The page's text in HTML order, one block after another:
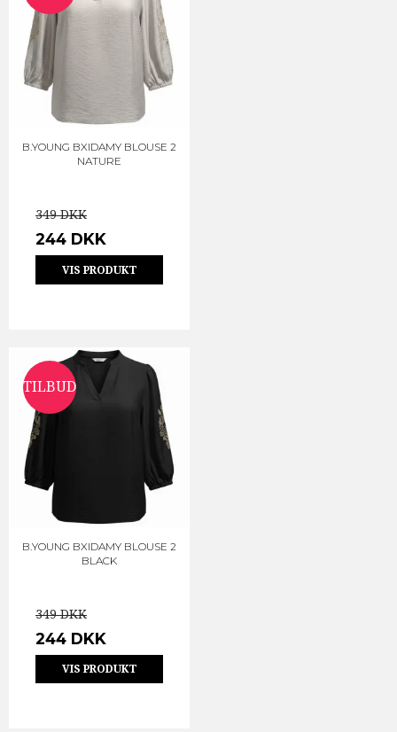
B.YOUNG BXIDAMY BLOUSE 2
NATURE
349 DKK
244 DKK
VIS PRODUKT
TILBUD
B.YOUNG BXIDAMY BLOUSE 2
BLACK
349 DKK
244 DKK
VIS PRODUKT